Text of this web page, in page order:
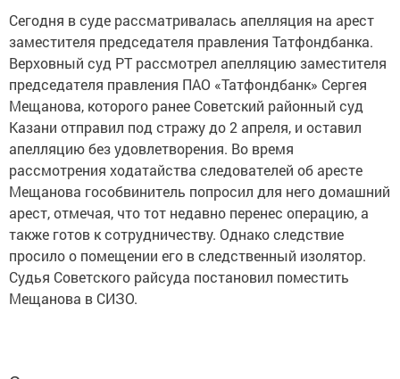
Сегодня в суде рассматривалась апелляция на арест
заместителя председателя правления Татфондбанка.
Верховный суд РТ рассмотрел апелляцию заместителя
председателя правления ПАО «Татфондбанк» Сергея
Мещанова, которого ранее Советский районный суд
Казани отправил под стражу до 2 апреля, и оставил
апелляцию без удовлетворения. Во время
рассмотрения ходатайства следователей об аресте
Мещанова гособвинитель попросил для него домашний
арест, отмечая, что тот недавно перенес операцию, а
также готов к сотрудничеству. Однако следствие
просило о помещении его в следственный изолятор.
Судья Советского райсуда постановил поместить
Мещанова в СИЗО.